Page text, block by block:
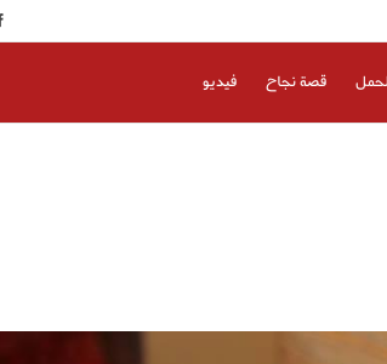
قصة نجاح فيديو